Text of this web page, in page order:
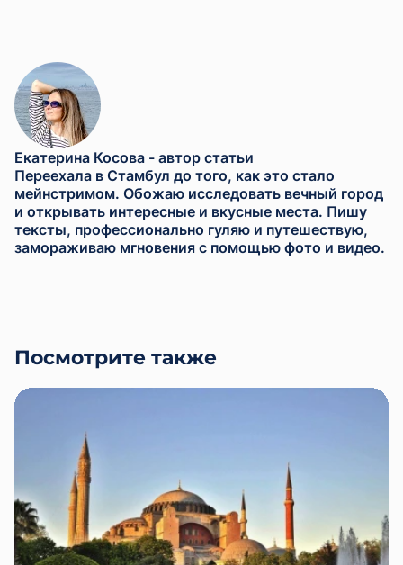
Екатерина Косова - автор статьи
Переехала в Стамбул до того, как это стало
мейнстримом. Обожаю исследовать вечный город
и открывать интересные и вкусные места. Пишу
тексты, профессионально гуляю и путешествую,
замораживаю мгновения с помощью фото и видео.
Посмотрите также